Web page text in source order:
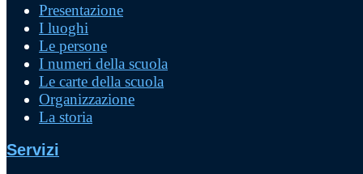
Presentazione
I luoghi
Le persone
I numeri della scuola
Le carte della scuola
Organizzazione
La storia
Servizi